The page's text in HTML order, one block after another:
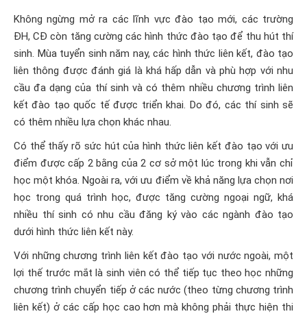
Không ngừng mở ra các lĩnh vực đào tạo mới, các trường
ĐH, CĐ còn tăng cường các hình thức đào tạo để thu hút thí
sinh. Mùa tuyển sinh năm nay, các hình thức liên kết, đào tạo
liên thông được đánh giá là khá hấp dẫn và phù hợp với nhu
cầu đa dạng của thí sinh và có thêm nhiều chương trình liên
kết đào tạo quốc tế được triển khai. Do đó, các thí sinh sẽ
có thêm nhiều lựa chọn khác nhau.
Có thể thấy rõ sức hút của hình thức liên kết đào tạo với ưu
điểm được cấp 2 bằng của 2 cơ sở một lúc trong khi vẫn chỉ
học một khóa. Ngoài ra, với ưu điểm về khả năng lựa chọn nơi
học trong quá trình học, được tăng cường ngoại ngữ, khá
nhiều thí sinh có nhu cầu đăng ký vào các ngành đào tạo
dưới hình thức liên kết này.
Với những chương trình liên kết đào tạo với nước ngoài, một
lợi thế trước mắt là sinh viên có thể tiếp tục theo học những
chương trình chuyển tiếp ở các nước (theo từng chương trình
liên kết) ở các cấp học cao hơn mà không phải thực hiện thi